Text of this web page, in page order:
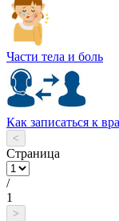
Части тела и боль
Как записаться к
<
Страница
/
1
>